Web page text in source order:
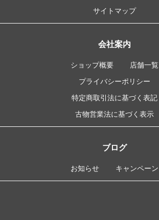
サイトマップ
会社案内
ショップ概要
店舗一覧
プライバシーポリシー
特定商取引法に基づく表記
古物営業法に基づく表示
ブログ
お知らせ キャンペーン